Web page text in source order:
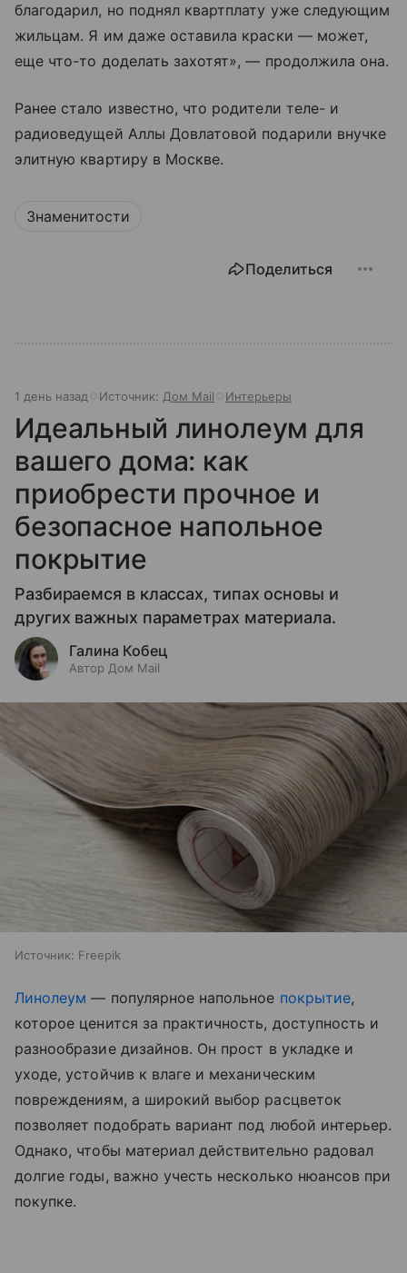
благодарил, но поднял квартплату уже следующим
жильцам. Я им даже оставила краски — может,
еще что-то доделать захотят», — продолжила она.
Ранее стало известно, что родители теле- и
радиоведущей Аллы Довлатовой подарили внучке
элитную квартиру в Москве.
Знаменитости
Поделиться
1 день назад Источник: Дом Mail Интерьеры
Идеальный линолеум для
вашего дома: как
приобрести прочное и
безопасное напольное
покрытие
Разбираемся в классах, типах основы и
других важных параметрах материала.
Галина Кобец
Автор Дом Mail
Источник: Freepik
Линолеум — популярное напольное покрытие,
которое ценится за практичность, доступность и
разнообразие дизайнов. Он прост в укладке и
уходе, устойчив к влаге и механическим
повреждениям, а широкий выбор расцветок
позволяет подобрать вариант под любой интерьер.
Однако, чтобы материал действительно радовал
долгие годы, важно учесть несколько нюансов при
покупке.